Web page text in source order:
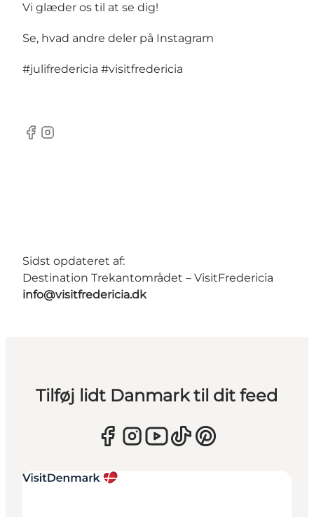
Vi glæder os til at se dig!
Se, hvad andre deler på Instagram
#julifredericia #visitfredericia
Facebook
Instagram
Sidst opdateret af:
Destination Trekantområdet – VisitFredericia
info@visitfredericia.dk
Tilføj lidt Danmark til dit feed